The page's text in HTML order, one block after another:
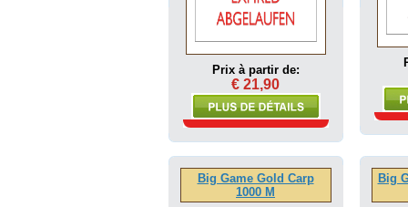
Prix à partir de:
€ 21,90
Big Game Gold Carp
1000 M
Big